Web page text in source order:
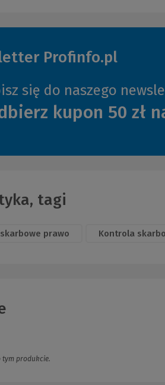
Profinfo.pl
się do naszego
kupon 50 zł
tagi
prawo Kontrola
tym produkcie.